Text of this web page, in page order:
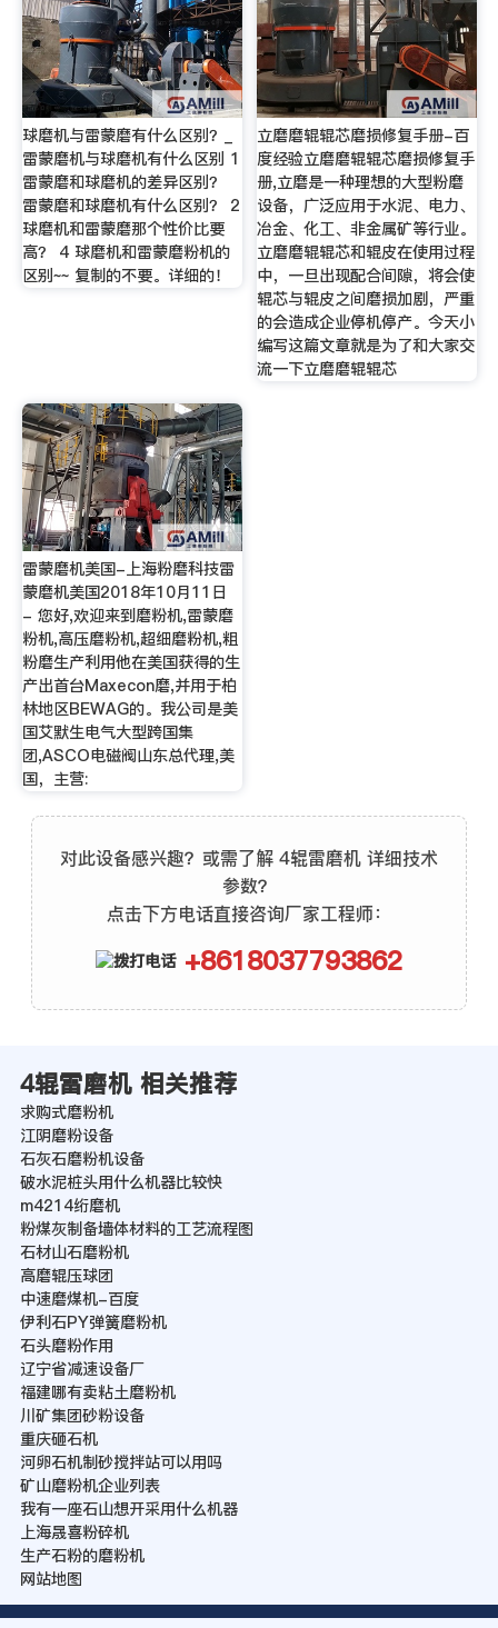
球磨机与雷蒙磨有什么区别？_
雷蒙磨机与球磨机有什么区别 1
雷蒙磨和球磨机的差异区别？
雷蒙磨和球磨机有什么区别？ 2
球磨机和雷蒙磨那个性价比要
高？ 4 球磨机和雷蒙磨粉机的
区别~~ 复制的不要。详细的！
立磨磨辊辊芯磨损修复手册-百
度经验立磨磨辊辊芯磨损修复手
册,立磨是一种理想的大型粉磨
设备，广泛应用于水泥、电力、
冶金、化工、非金属矿等行业。
立磨磨辊辊芯和辊皮在使用过程
中，一旦出现配合间隙，将会使
辊芯与辊皮之间磨损加剧，严重
的会造成企业停机停产。今天小
编写这篇文章就是为了和大家交
流一下立磨磨辊辊芯
雷蒙磨机美国-上海粉磨科技雷
蒙磨机美国2018年10月11日
- 您好,欢迎来到磨粉机,雷蒙磨
粉机,高压磨粉机,超细磨粉机,粗
粉磨生产利用他在美国获得的生
产出首台Maxecon磨,并用于柏
林地区BEWAG的。我公司是美
国艾默生电气大型跨国集
团,ASCO电磁阀山东总代理,美
国，主营:
对此设备感兴趣？或需了解 4辊雷磨机 详细技术
参数？
点击下方电话直接咨询厂家工程师：
+8618037793862
4辊雷磨机 相关推荐
求购式磨粉机
江阴磨粉设备
石灰石磨粉机设备
破水泥桩头用什么机器比较快
m4214绗磨机
粉煤灰制备墙体材料的工艺流程图
石材山石磨粉机
高磨辊压球团
中速磨煤机-百度
伊利石PY弹簧磨粉机
石头磨粉作用
辽宁省减速设备厂
福建哪有卖粘土磨粉机
川矿集团砂粉设备
重庆砸石机
河卵石机制砂搅拌站可以用吗
矿山磨粉机企业列表
我有一座石山想开采用什么机器
上海晟喜粉碎机
生产石粉的磨粉机
网站地图